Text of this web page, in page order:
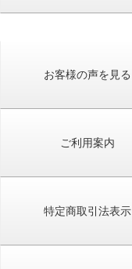
お客様の声を見る
ご利用案内
特定商取引法表示